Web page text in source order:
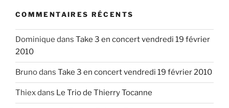
COMMENTAIRES RÉCENTS
Dominique dans Take 3 en concert vendredi 19 février
2010
Brunodans Take 3 en concert vendredi 19 février 2010
Thiexdans Le Trio de Thierry Tocanne